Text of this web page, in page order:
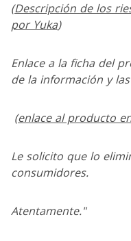
(Descripción de los
por Yuka)
Enlace a la ficha del
de la información y
(enlace al producto
Le solicito que lo
consumidores.
Atentamente."